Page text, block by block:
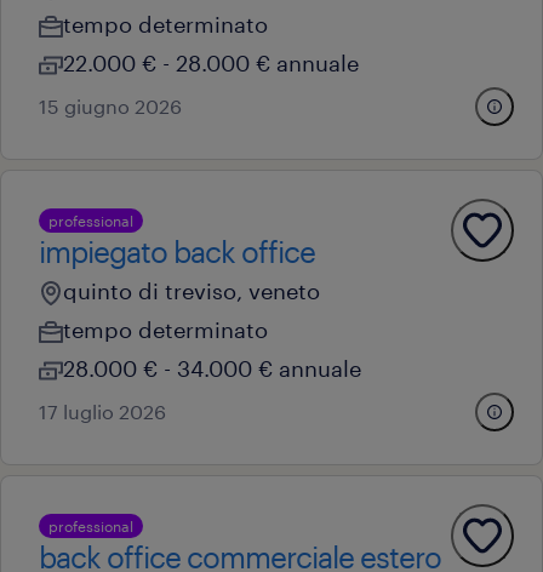
tempo determinato
22.000 € - 28.000 € annuale
15 giugno 2026
professional
impiegato back office
quinto di treviso, veneto
tempo determinato
28.000 € - 34.000 € annuale
17 luglio 2026
professional
back office commerciale estero